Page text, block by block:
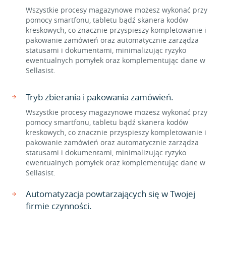
Wszystkie procesy magazynowe możesz wykonać przy
pomocy smartfonu, tabletu bądź skanera kodów
kreskowych, co znacznie przyspieszy kompletowanie i
pakowanie zamówień oraz automatycznie zarządza
statusami i dokumentami, minimalizując ryzyko
ewentualnych pomyłek oraz komplementując dane w
Sellasist.
Tryb zbierania i pakowania zamówień.
Wszystkie procesy magazynowe możesz wykonać przy
pomocy smartfonu, tabletu bądź skanera kodów
kreskowych, co znacznie przyspieszy kompletowanie i
pakowanie zamówień oraz automatycznie zarządza
statusami i dokumentami, minimalizując ryzyko
ewentualnych pomyłek oraz komplementując dane w
Sellasist.
Automatyzacja powtarzających się w Twojej
firmie czynności.